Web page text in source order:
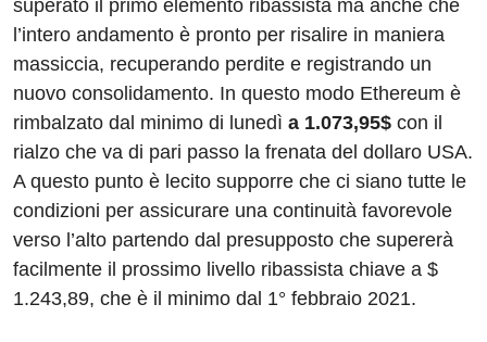
superato il primo elemento ribassista ma anche che
l’intero andamento è pronto per risalire in maniera
massiccia, recuperando perdite e registrando un
nuovo consolidamento. In questo modo Ethereum è
rimbalzato dal minimo di lunedì a 1.073,95$ con il
rialzo che va di pari passo la frenata del dollaro USA.
A questo punto è lecito supporre che ci siano tutte le
condizioni per assicurare una continuità favorevole
verso l’alto partendo dal presupposto che supererà
facilmente il prossimo livello ribassista chiave a $
1.243,89, che è il minimo dal 1° febbraio 2021.